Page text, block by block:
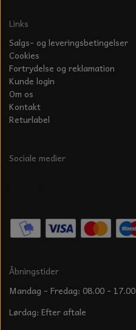
Links
Salgs- og leveringsbetingelser
Cookies
Fortrydelse og reklamation
Kunde login
Om os
Kontakt
Returlabel
Sociale medier
Åbningstider
Mandag - Fredag: 08.00 - 17.00
Lørdag: Efter aftale